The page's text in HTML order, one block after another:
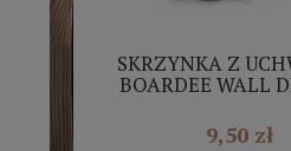
SKRZYNKA Z
BOARDEE WALL
9,50 zł